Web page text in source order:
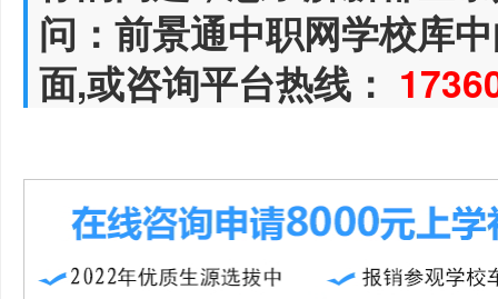
问：前景通中职网学校库
面,或咨询平台热线：